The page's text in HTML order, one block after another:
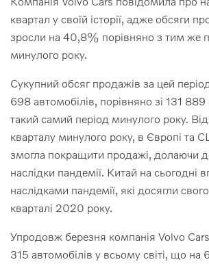
квартал у своїй історії, адже обсяги
зросли на 40,8% порівняно з тим же
минулого року.
Сукупний обсяг продажів за цей
698 автомобілів, порівняно зі 131
такий самий період минулого року.
кварталу минулого року, в Європі та
змогла покращити продажі, долаючи
наслідки пандемії. Китай на сьогодні
наслідками пандемії, які досягли
кварталі 2020 року.
Упродовж березня компанія Volvo
315 автомобілів у всьому світі, що